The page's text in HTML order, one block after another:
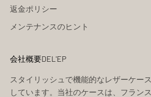
返金ポリシー
メンテナンスのヒント
会社概要DEL'EP
スタイリッシュで機能的なレザーケー
しています。当社のケースは、フラン